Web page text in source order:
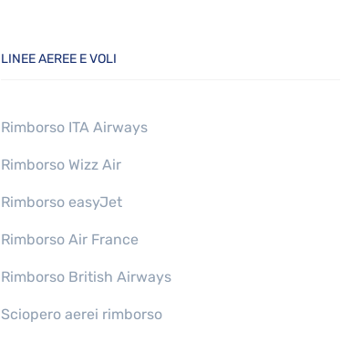
LINEE AEREE E VOLI
Rimborso ITA Airways
Rimborso Wizz Air
Rimborso easyJet
Rimborso Air France
Rimborso British Airways
Sciopero aerei rimborso